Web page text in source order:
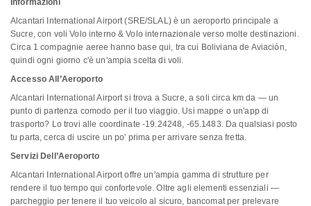
Informazioni
Alcantari International Airport (SRE/SLAL) è un aeroporto principale a
Sucre, con voli Volo interno & Volo internazionale verso molte destinazioni.
Circa 1 compagnie aeree hanno base qui, tra cui Boliviana de Aviación,
quindi ogni giorno c'è un'ampia scelta di voli.
Accesso All’Aeroporto
Alcantari International Airport si trova a Sucre, a soli circa km da — un
punto di partenza comodo per il tuo viaggio. Usi mappe o un'app di
trasporto? Lo trovi alle coordinate -19.24248, -65.1483. Da qualsiasi posto
tu parta, cerca di uscire un po' prima per arrivare senza fretta.
Servizi Dell’Aeroporto
Alcantari International Airport offre un'ampia gamma di strutture per
rendere il tuo tempo qui confortevole. Oltre agli elementi essenziali —
parcheggio per tenere il tuo veicolo al sicuro, bancomat per prelevare